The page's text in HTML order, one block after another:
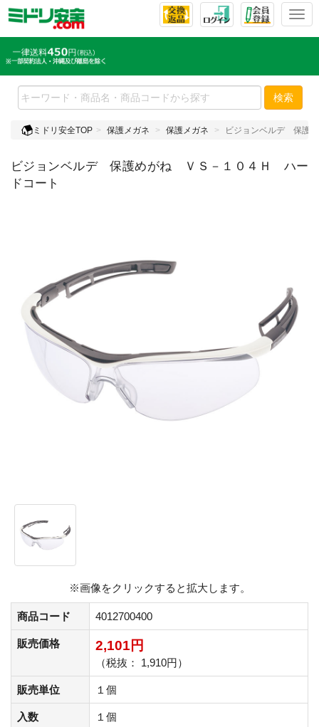
T
l
e
n
v
g
検索
ミドリ安全TOP 保護メガネ 保護メガネ ビジョンベルデ 保護
ビジョンベルデ 保護めがね ＶＳ－１０４Ｈ ハー
ドコート
※画像をクリックすると拡大します。
商品コード 4012700400
販売価格 2,101円
（税抜： 1,910円）
販売単位 １個
入数 １個